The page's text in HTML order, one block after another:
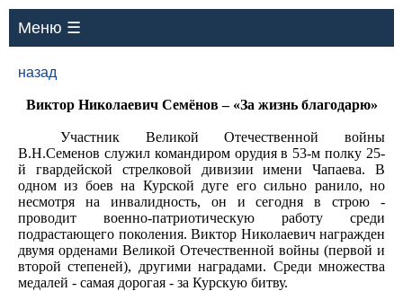
Меню ☰
назад
Виктор Николаевич Семёнов – «За жизнь благодарю»
Участник Великой Отечественной войны
В.Н.Семенов служил командиром орудия в 53-м полку 25-
й гвардейской стрелковой дивизии имени Чапаева. В
одном из боев на Курской дуге его сильно ранило, но
несмотря на инвалидность, он и сегодня в строю -
проводит военно-патриотическую работу среди
подрастающего поколения. Виктор Николаевич награжден
двумя орденами Великой Отечественной войны (первой и
второй степеней), другими наградами. Среди множества
медалей - самая дорогая - за Курскую битву.